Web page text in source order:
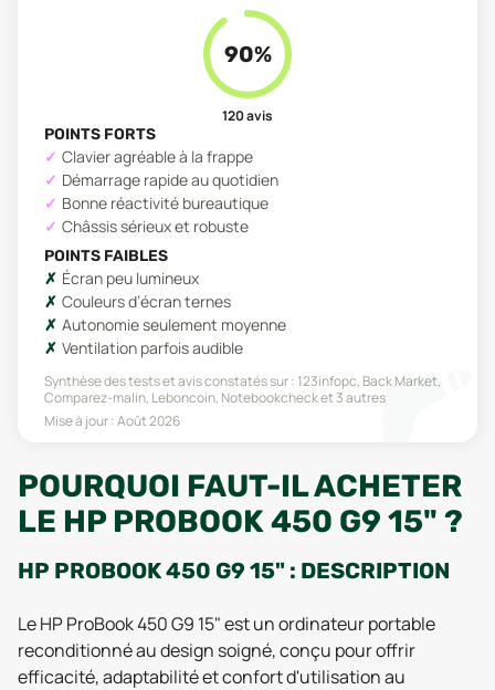
90%
120avis
POINTS FORTS
Clavier agréable à la frappe
Démarrage rapide au quotidien
Bonne réactivité bureautique
Châssis sérieux et robuste
POINTS FAIBLES
Écran peu lumineux
Couleurs d’écran ternes
Autonomie seulement moyenne
Ventilation parfois audible
Synthèse des tests et avis constatés sur : 123infopc, Back Market,
Comparez-malin, Leboncoin, Notebookchecket 3 autres
Mise à jour :Août 2026
POURQUOI FAUT-IL ACHETER
LE HP PROBOOK 450 G9 15" ?
HP PROBOOK 450 G9 15" : DESCRIPTION
Le HP ProBook 450 G9 15" est un ordinateur portable
reconditionné au design soigné, conçu pour offrir
efficacité, adaptabilité et confort d'utilisation au